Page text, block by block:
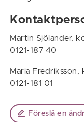
Martin Sjölander,
0121-187 40
Maria
0121-181 01
Föreslå en